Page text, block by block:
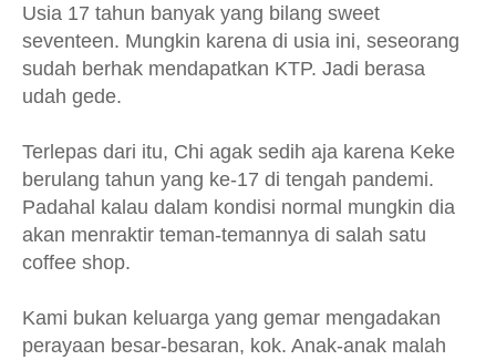
Usia 17 tahun banyak yang bilang sweet
seventeen. Mungkin karena di usia ini, seseorang
sudah berhak mendapatkan KTP. Jadi berasa
udah gede.
Terlepas dari itu, Chi agak sedih aja karena Keke
berulang tahun yang ke-17 di tengah pandemi.
Padahal kalau dalam kondisi normal mungkin dia
akan menraktir teman-temannya di salah satu
coffee shop.
Kami bukan keluarga yang gemar mengadakan
perayaan besar-besaran, kok. Anak-anak malah